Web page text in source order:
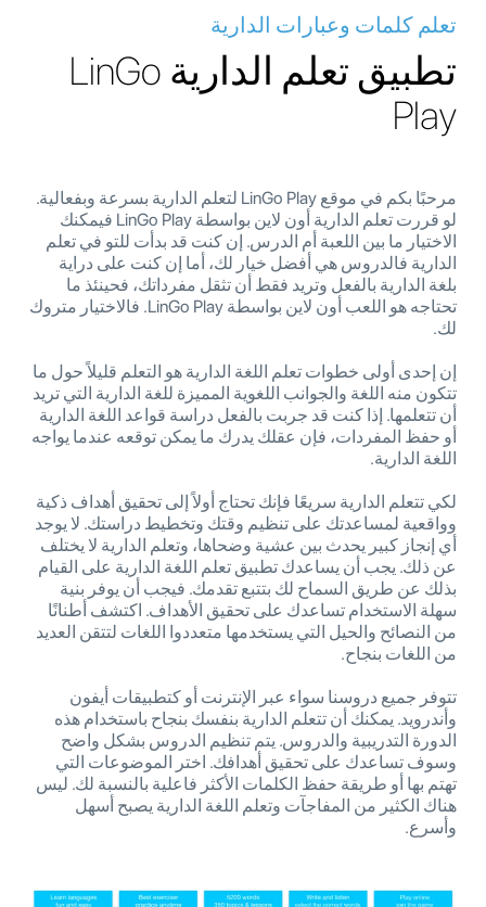
تعلم كلمات وعبارات الدارية
تطبيق تعلم الدارية LinGo
Play
مرحبًا بكم في موقع LinGo Play لتعلم الدارية بسرعة وبفعالية.
لو قررت تعلم الدارية أون لاين بواسطة LinGo Play فيمكنك
الاختيار ما بين اللعبة أم الدرس. إن كنت قد بدأت للتو في تعلم
الدارية فالدروس هي أفضل خيار لك، أما إن كنت على دراية
بلغة الدارية بالفعل وتريد فقط أن تثقل مفرداتك، فحينئذ ما
تحتاجه هو اللعب أون لاين بواسطة LinGo Play. فالاختيار متروك
لك.
إن إحدى أولى خطوات تعلم اللغة الدارية هو التعلم قليلاً حول ما
تتكون منه اللغة والجوانب اللغوية المميزة للغة الدارية التي تريد
أن تتعلمها. إذا كنت قد جربت بالفعل دراسة قواعد اللغة الدارية
أو حفظ المفردات، فإن عقلك يدرك ما يمكن توقعه عندما يواجه
اللغة الدارية.
لكي تتعلم الدارية سريعًا فإنك تحتاج أولاً إلى تحقيق أهداف ذكية
وواقعية لمساعدتك على تنظيم وقتك وتخطيط دراستك. لا يوجد
أي إنجاز كبير يحدث بين عشية وضحاها، وتعلم الدارية لا يختلف
عن ذلك. يجب أن يساعدك تطبيق تعلم اللغة الدارية على القيام
بذلك عن طريق السماح لك بتتبع تقدمك. فيجب أن يوفر بنية
سهلة الاستخدام تساعدك على تحقيق الأهداف. اكتشف أطنانًا
من النصائح والحيل التي يستخدمها متعددوا اللغات لتتقن العديد
من اللغات بنجاح.
تتوفر جميع دروسنا سواء عبر الإنترنت أو كتطبيقات أيفون
وأندرويد. يمكنك أن تتعلم الدارية بنفسك بنجاح باستخدام هذه
الدورة التدريبية والدروس. يتم تنظيم الدروس بشكل واضح
وسوف تساعدك على تحقيق أهدافك. اختر الموضوعات التي
تهتم بها أو طريقة حفظ الكلمات الأكثر فاعلية بالنسبة لك. ليس
هناك الكثير من المفاجآت وتعلم اللغة الدارية يصبح أسهل
وأسرع.